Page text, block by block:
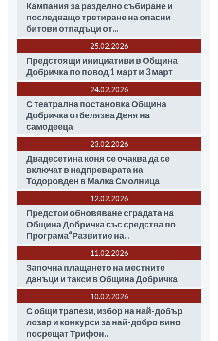
Кампания за разделно събиране и
последващо третиране на опасни
битови отпадъци от...
25.02 2026
Предстоящи инициативи в Община
Добричка по повод 1 март и 3 март
24.02 2026
С театрална постановка Община
Добричка отбелязва Деня на
самодееца
23.02 2026
Двадесетина коня се очаква да се
включат в надпреварата на
Тодоровден в Малка Смолница
12.02 2026
Предстои обновяване сградата на
Община Добричка със средства по
Програма“Развитие на...
11.02 2026
Започна плащането на местните
данъци и такси в Община Добричка
10.02 2026
С общи трапези, избор на най-добър
лозар и конкурси за най-добро вино
посрещат Трифон...